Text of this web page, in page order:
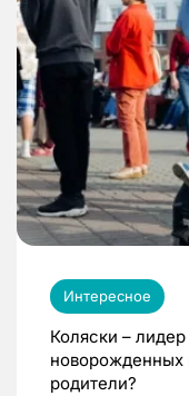
Интересное
Коляски –
новорожденных
родители?